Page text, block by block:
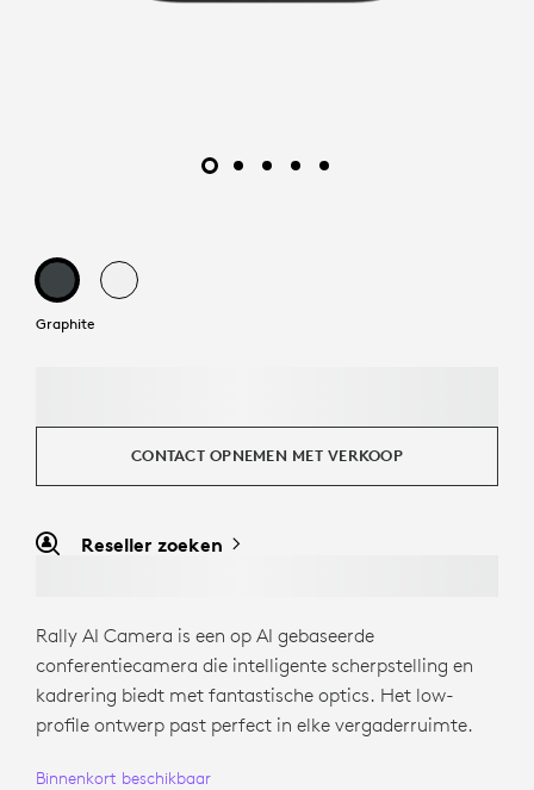
Graphite
CONTACT OPNEMEN MET VERKOOP
Reseller zoeken
Rally AI Camera is een op AI gebaseerde
conferentiecamera die intelligente scherpstelling en
kadrering biedt met fantastische optics. Het low-
profile ontwerp past perfect in elke vergaderruimte.
Binnenkort beschikbaar